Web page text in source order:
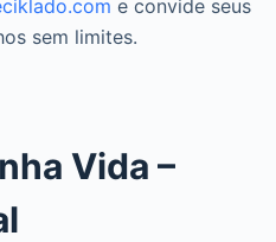
e convide seus
sem limites.
Vida –